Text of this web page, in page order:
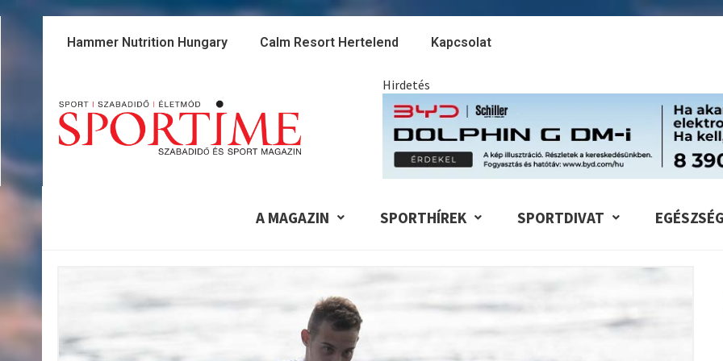
Hammer Nutrition Hungary Calm Resort Hertelend Kapcsolat
Hirdetés
A MAGAZIN SPORTHÍREK SPORTDIVAT EGÉSZSÉG